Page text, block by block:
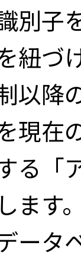
別子
紐づ
以降
現在
る「
ます
ータ